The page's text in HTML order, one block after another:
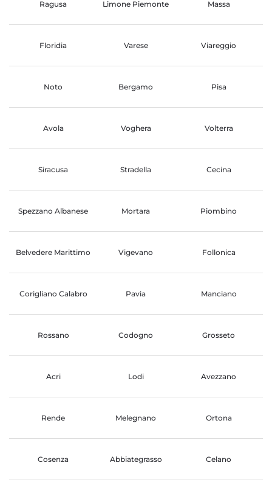
Ragusa Limone Piemonte Massa
Floridia Varese Viareggio
Noto Bergamo Pisa
Avola Voghera Volterra
Siracusa Stradella Cecina
Spezzano Albanese Mortara Piombino
Belvedere Marittimo Vigevano Follonica
Corigliano Calabro Pavia Manciano
Rossano Codogno Grosseto
Acri Lodi Avezzano
Rende Melegnano Ortona
Cosenza Abbiategrasso Celano